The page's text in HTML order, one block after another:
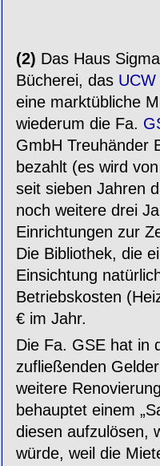
(2) Das Haus
Bücherei, das UCW
eine marktübliche
wiederum die Fa.
GmbH Treuhänder
bezahlt (es wird
seit sieben Jahren
noch weitere drei
Einrichtungen zur
Die Bibliothek, die
Einsichtung
Betriebskosten
€ im Jahr.
Die Fa. GSE hat in
zufließenden
weitere
behauptet einem
diesen aufzulösen,
würde, weil die